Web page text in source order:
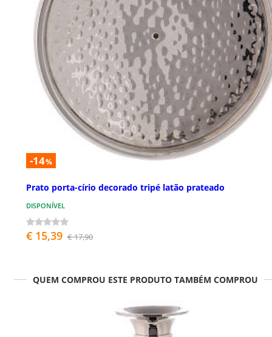
-14%
Prato porta-círio decorado tripé latão prateado
DISPONÍVEL
€ 15,39 € 17,90
QUEM COMPROU ESTE PRODUTO TAMBÉM COMPROU